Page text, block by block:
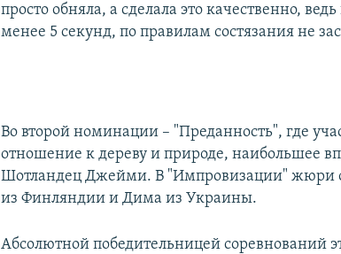
просто обняла, а сделала это качественно,
менее 5 секунд, по правилам состязания не
Во второй номинации – "Преданность", где
отношение к дереву и природе, наибольшее
Шотландец Джейми. В "Импровизации" жюри
из Финляндии и Дима из Украины.
Абсолютной победительницей соревнований